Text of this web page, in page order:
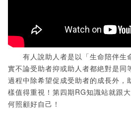
有人說助人者是以「生命陪伴生
實不論受助者抑或助人者都絶對是同
過程中除希望促成受助者的成長外，
樣值得重視！第四期RG知識站就跟
何照顧好自己！